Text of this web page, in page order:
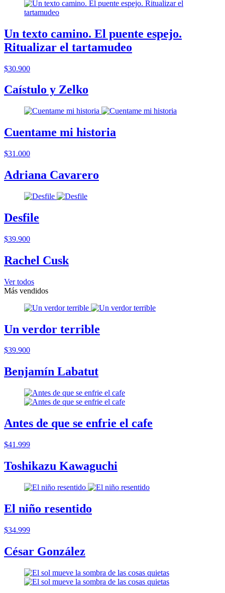
Un texto camino. El puente espejo.
Ritualizar el tartamudeo
$30.900
Caístulo y Zelko
Cuentame mi historia
$31.000
Adriana Cavarero
Desfile
$39.900
Rachel Cusk
Ver todos
Más vendidos
Un verdor terrible
$39.900
Benjamín Labatut
Antes de que se enfrie el cafe
$41.999
Toshikazu Kawaguchi
El niño resentido
$34.999
César González